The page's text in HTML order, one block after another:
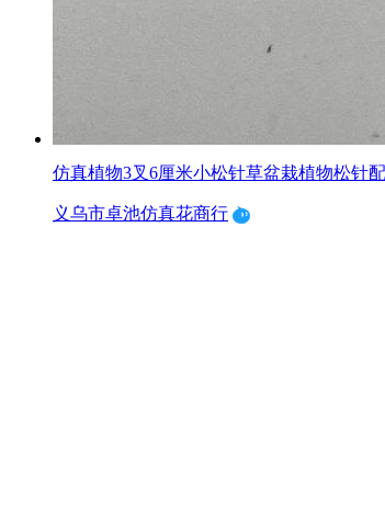
仿真植物3叉6厘米小松针草盆栽植物松针
义乌市卓池仿真花商行